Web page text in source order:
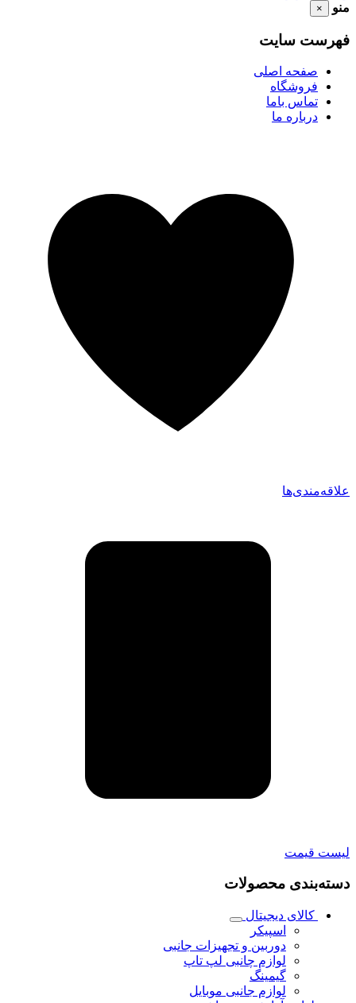
منو
×
فهرست سایت
صفحه اصلی
فروشگاه
تماس باما
درباره ما
علاقه‌مندی‌ها
لیست قیمت
دسته‌بندی محصولات
کالای دیجیتال
اسپیکر
دوربین و تجهیزات جانبی
لوازم چانبی لپ تاپ
گیمینگ
لوازم جانبی موبایل